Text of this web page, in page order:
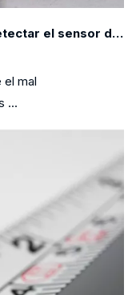
¿Cuáles son los métodos para detectar el sensor de tensión?
el mal
...